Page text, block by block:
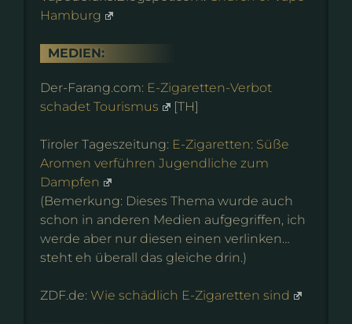
Hamburg
MEDIEN:
Der-Farang.com: E-Zigaretten-Verbot
schadet Tourismus
[TH]
Tiroler Tageszeitung: E-Zigaretten: Süße
Aromen verführen Jugendliche zum
Dampfen
(Bemerkung: Dieses Thema wurde auch
schon in anderen Medien aufgegriffen, ich
werde aber nur diesen einen verlinken…
steht eh überall das gleiche drin.)
ZDF.de: Wie schädlich E-Zigaretten sind